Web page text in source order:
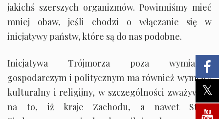
jakichś szerszych organizmów. Powinniśmy mieć
mniej obaw, jeśli chodzi o włączanie się w
inicjatywy państw, które są do nas podobne.
Inicjatywa Trójmorza poza wymiarem
gospodarczym i politycznym ma również wymiary
kulturalny i religijny, w szczególności zważywszy
na to, iż kraje Zachodu, a nawet Stany